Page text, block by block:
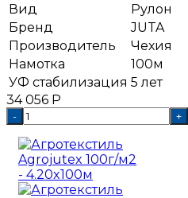
Вид
Рулон
Бренд
JUTA
Производитель
Чехия
Намотка
100м
УФ стабилизация 5 лет
34 056 Р
- +